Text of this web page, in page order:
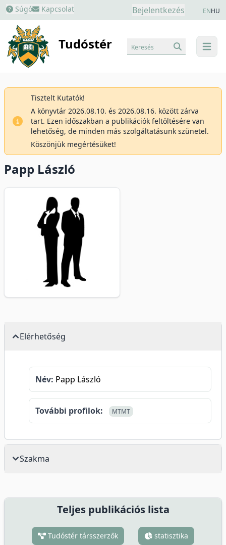
Súgó Kapcsolat Bejelentkezés ENHU
Tudóstér menu
Keresés
Tisztelt Kutatók!
A könyvtár 2026.08.10. és 2026.08.16. között zárva
tart. Ezen időszakban a publikációk feltöltésére van
lehetőség, de minden más szolgáltatásunk szünetel.
Köszönjük megértésüket!
Papp László
Elérhetőség
Név: Papp László
További profilok: MTMT
Szakma
Teljes publikációs lista
Tudóstér társszerzők statisztika